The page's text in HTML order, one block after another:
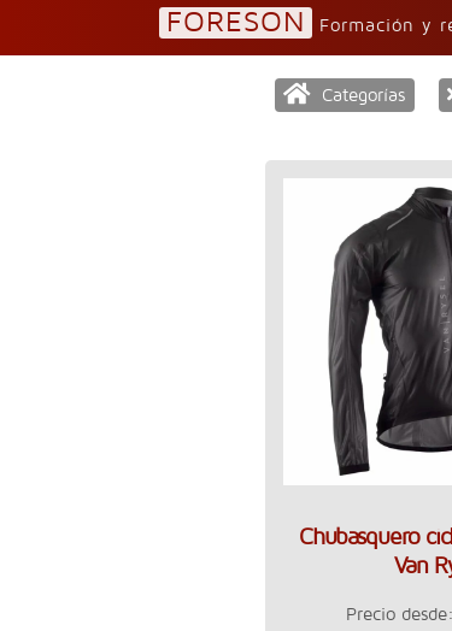
FORESON Formación y
Categorías
Chubasquero
Van
Precio